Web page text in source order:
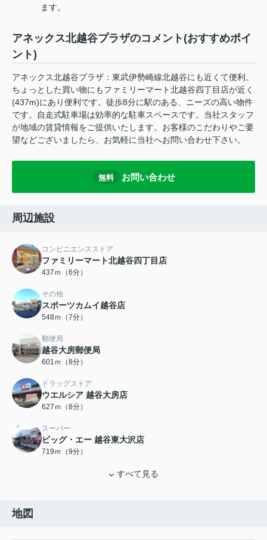
ます。
アネックス北越谷プラザのコメント(おすすめポイ
ント)
アネックス北越谷プラザ：東武伊勢崎線北越谷にも近くて便利。
ちょっとした買い物にもファミリーマート北越谷四丁目店が近く
(437m)にあり便利です。徒歩8分に駅のある、ニーズの高い物件
です。自走式駐車場は効率的な駐車スペースです。当社スタッフ
が地域の賃貸情報をご提供いたします。お客様のこだわりやご要
望などございましたら、お気軽に当社へお問い合わせ下さい。
無料 お問い合わせ
周辺施設
コンビニエンスストア
ファミリーマート北越谷四丁目店
437ｍ（6分）
その他
スポーツカムイ越谷店
548ｍ（7分）
郵便局
越谷大房郵便局
601ｍ（8分）
ドラッグストア
ウエルシア 越谷大房店
627ｍ（8分）
スーパー
ビッグ・エー 越谷東大沢店
719ｍ（9分）
すべて見る
地図